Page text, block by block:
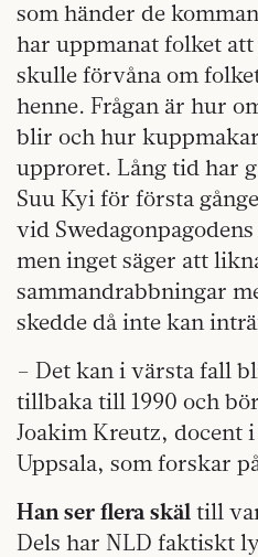
som händer de
har uppmanat folket
skulle förvåna om
henne. Frågan är hur
blir och hur
upproret. Lång tid har
Suu Kyi för första
vid
men inget säger att
sammandrabbningar
skedde då inte kan
– Det kan i värsta fall
tillbaka till 1990 och
Joakim Kreutz, docent
Uppsala, som forskar
Han ser flera skäl till
Dels har NLD faktiskt